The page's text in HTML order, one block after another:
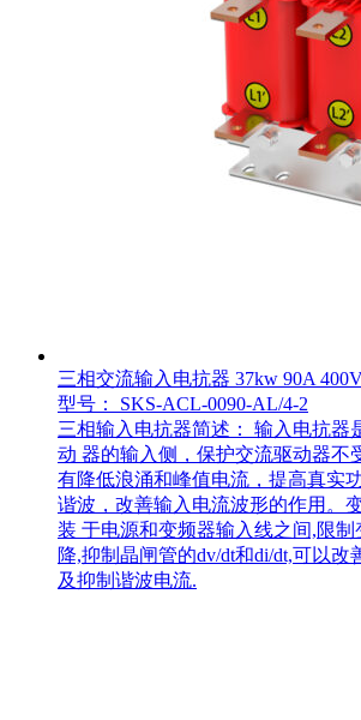
三相交流输入电抗器 37kw 90A
型号： SKS-ACL-0090-AL/4-2
三相输入电抗器简述： 输入电抗器
动 器的输入侧，保护交流驱动器不
有降低浪涌和峰值电流，提高真实
谐波，改善输入电流波形的作用。
装 于电源和变频器输入线之间,限
降,抑制晶闸管的dv/dt和di/dt,可以改
及抑制谐波电流.